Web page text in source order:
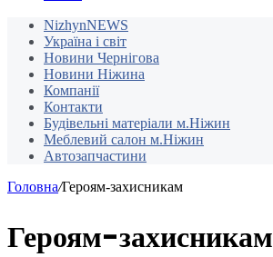
NizhynNEWS
Україна і світ
Новини Чернігова
Новини Ніжина
Компанії
Контакти
Будівельні матеріали м.Ніжин
Меблевий салон м.Ніжин
Автозапчастини
Головна/Героям-захисникам
Героям-захисникам